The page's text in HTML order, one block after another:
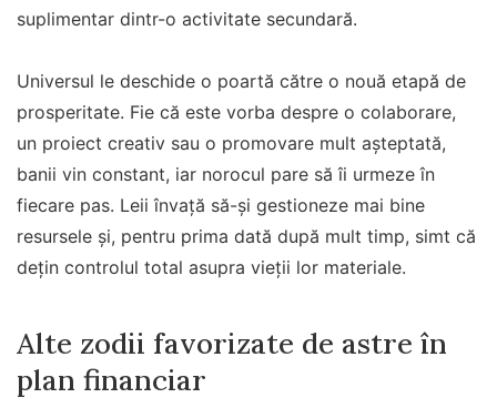
suplimentar dintr-o activitate secundară.
Universul le deschide o poartă către o nouă etapă de
prosperitate. Fie că este vorba despre o colaborare,
un proiect creativ sau o promovare mult așteptată,
banii vin constant, iar norocul pare să îi urmeze în
fiecare pas. Leii învață să-și gestioneze mai bine
resursele și, pentru prima dată după mult timp, simt că
dețin controlul total asupra vieții lor materiale.
Alte zodii favorizate de astre în
plan financiar